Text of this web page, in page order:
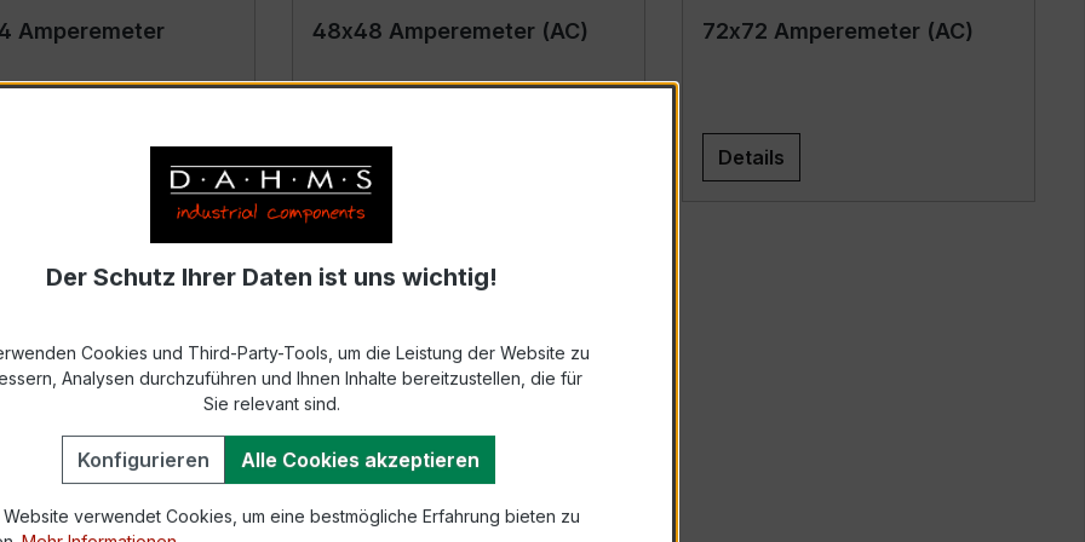
Amperemeter 48x48 Amperemeter (AC) 72x72 Amperemeter (AC)
Details
(AC) Amperemeter für Hutschiene
Der Schutz Ihrer Daten ist uns wichtig!
Cookies und Third-Party-Tools, um die Leistung der Website zu
Analysen durchzuführen und Ihnen Inhalte bereitzustellen, die für
Sie relevant sind.
Konfigurieren Alle Cookies akzeptieren
Website verwendet Cookies, um eine bestmögliche Erfahrung bieten zu